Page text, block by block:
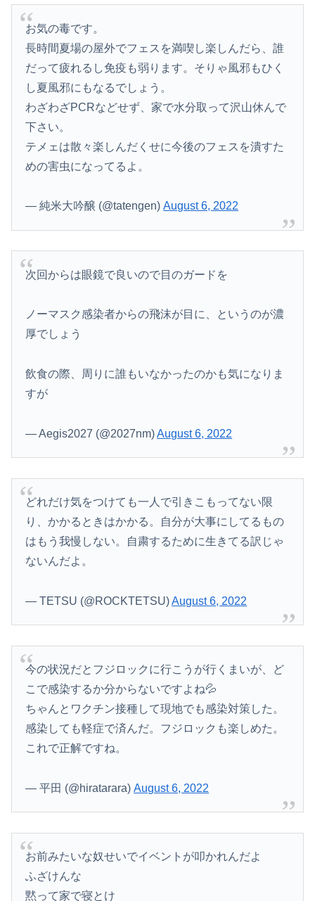
Powered by livedoor 相互RSS
お気の毒です。
長時間夏場の屋外でフェスを満喫し楽しんだら、誰
だって疲れるし免疫も弱ります。そりゃ風邪もひく
し夏風邪にもなるでしょう。
わざわざPCRなどせず、家で水分取って沢山休んで
下さい。
テメェは散々楽しんだくせに今後のフェスを潰すた
めの害虫になってるよ。
— 純米大吟醸 (@tatengen)August 6, 2022
次回からは眼鏡で良いので目のガードを
ノーマスク感染者からの飛沫が目に、というのが濃
厚でしょう
飲食の際、周りに誰もいなかったのかも気になりま
すが
— Aegis2027 (@2027nm)August 6, 2022
どれだけ気をつけても一人で引きこもってない限
り、かかるときはかかる。自分が大事にしてるもの
はもう我慢しない。自粛するために生きてる訳じゃ
ないんだよ。
— TETSU (@ROCKTETSU)August 6, 2022
今の状況だとフジロックに行こうが行くまいが、ど
こで感染するか分からないですよね💦
ちゃんとワクチン接種して現地でも感染対策した。
感染しても軽症で済んだ。フジロックも楽しめた。
これで正解ですね。
— 平田 (@hiratarara)August 6, 2022
お前みたいな奴せいでイベントが叩かれんだよ
ふざけんな
黙って家で寝とけ